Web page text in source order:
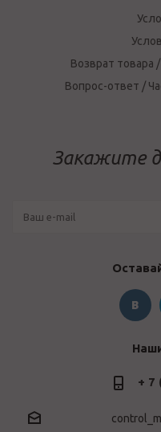
Возврат товара
Вопрос-ответ /
Закажите
+ 7